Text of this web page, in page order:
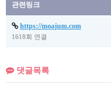
관련링크
https://moajum.com
1618회 연결
댓글목록